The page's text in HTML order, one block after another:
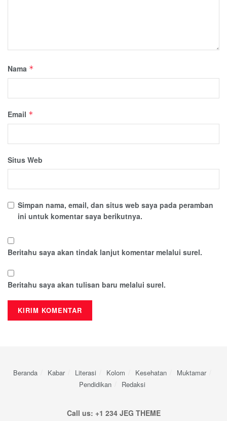
Nama *
Email *
Situs Web
Simpan nama, email, dan situs web saya pada peramban
ini untuk komentar saya berikutnya.
Beritahu saya akan tindak lanjut komentar melalui surel.
Beritahu saya akan tulisan baru melalui surel.
Beranda Kabar Literasi Kolom Kesehatan
Muktamar
Pendidikan
Redaksi
Call us: +1 234 JEG THEME